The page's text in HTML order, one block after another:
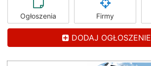
Ogłoszenia Firmy
DODAJ OGŁOSZENIE